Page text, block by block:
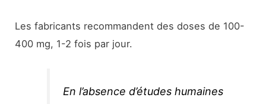
Les fabricants recommandent des doses de 100-
400 mg, 1-2 fois par jour.
En l’absence d’études humaines